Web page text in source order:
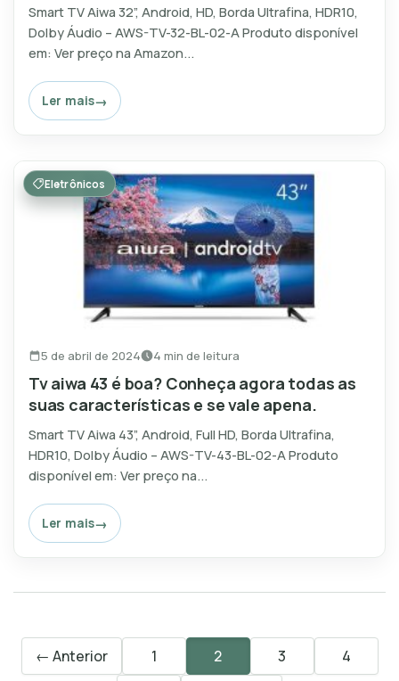
Smart TV Aiwa 32”, Android, HD, Borda Ultrafina, HDR10,
Dolby Áudio – AWS-TV-32-BL-02-A Produto disponível
em: Ver preço na Amazon...
Ler mais
Eletrônicos
5 de abril de 2024 4 min de leitura
Tv aiwa 43 é boa? Conheça agora todas as
suas características e se vale apena.
Smart TV Aiwa 43”, Android, Full HD, Borda Ultrafina,
HDR10, Dolby Áudio – AWS-TV-43-BL-02-A Produto
disponível em: Ver preço na...
Ler mais
← Anterior 1 2 3 4